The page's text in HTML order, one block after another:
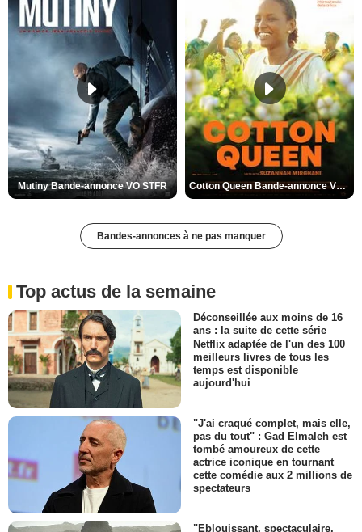
Mutiny Bande-annonce VO STFR Cotton Queen Bande-annonce VO STFR
Bandes-annonces à ne pas manquer
Top actus de la semaine
Déconseillée aux moins de 16
ans : la suite de cette série
Netflix adaptée de l'un des 100
meilleurs livres de tous les
temps est disponible
aujourd'hui
"J'ai craqué complet, mais elle,
pas du tout" : Gad Elmaleh est
tombé amoureux de cette
actrice iconique en tournant
cette comédie aux 2 millions de
spectateurs
"Eblouissant, spectaculaire,